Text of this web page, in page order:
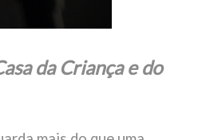
da Criança e do